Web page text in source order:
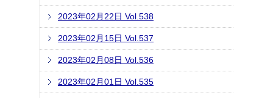
2023年02月22日 Vol.538
2023年02月15日 Vol.537
2023年02月08日 Vol.536
2023年02月01日 Vol.535